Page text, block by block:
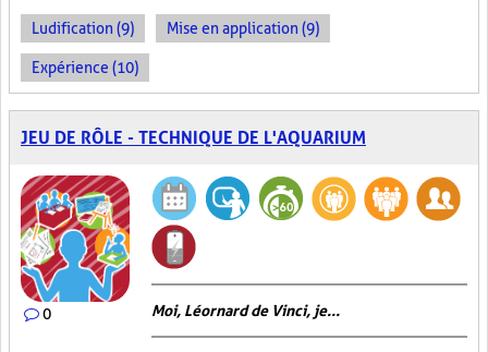
Ludification (9) Mise en application (9)
Expérience (10)
JEU DE RÔLE - TECHNIQUE DE L'AQUARIUM
0 Moi, Léornard de Vinci, je...